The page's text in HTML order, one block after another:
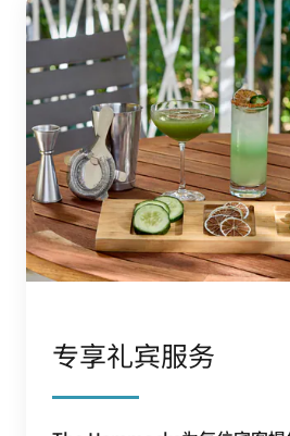
专享礼宾服务